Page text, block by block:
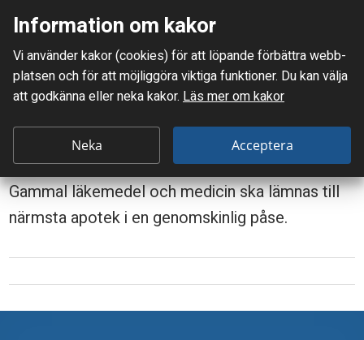
Mellanskånes Renhållnings AB
Du är här: Läkemedel
k
e
m
e
d
e
Läkemedel
Bra att veta:
Gammal läkemedel och medicin ska lämnas till
närmsta apotek i en genomskinlig påse.
Information om kakor
Vi använder kakor (cookies) för att löpande förbättra webb­
platsen och för att möjlig­göra viktiga funktioner. Du kan välja
att godkänna eller neka kakor. Läs mer om kakor
Neka Acceptera